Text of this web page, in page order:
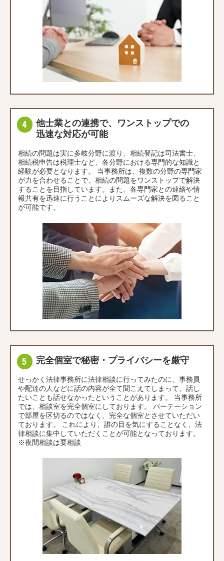
他士業との連携で、ワンストップでの
迅速な対応が可能
相続の問題は実に多岐分野に渡り、相続登記は司法書士、
相続税申告は税理士など、各分野における専門的な知識と
経験が必要となります。 当事務所は、複数の分野の専門家
が力を合わせることで、相続の問題をワンストップで解決
することを目指しています。また、各専門家との連絡や情
報共有を迅速に行うことによりスムーズな解決を図ること
が可能です。
完全個室で秘密・プライバシーを厳守
せっかく法律事務所に法律相談に行ってみたのに、事務員
や配達の人などに話の内容が全て聞こえてしまって、話し
たいことも話せなかったということがあります。 当事務所
では、相談室を完全個室にしております。 パーテーション
で部屋を区切るのではなく、完全な個室とさせていただい
ております。 これにより、誰の目を気にすることなく、法
律相談に集中していただくことが可能となっております。
※夜間相談は要相談